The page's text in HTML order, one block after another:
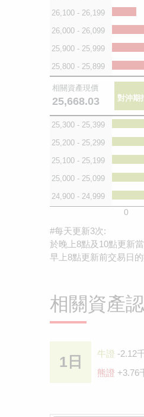
26,100 - 26,199
26,000 - 26,099
25,900 - 25,999
25,800 - 25,899
相關資產現價
25,668.03 對沖期
25,300 - 25,399
25,200 - 25,299
25,100 - 25,199
25,000 - 25,099
24,900 - 24,999
0
#每天更新3次:
於晚上8點及10點更新
早上8點更新前交易日
相關資產
1日 牛證 -2.12
熊證 +3.76